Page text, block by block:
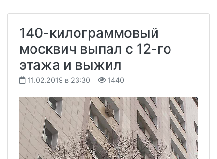
140-килограммовый
москвич выпал с 12-го
этажа и выжил
11.02.2019 в 23:30 1440